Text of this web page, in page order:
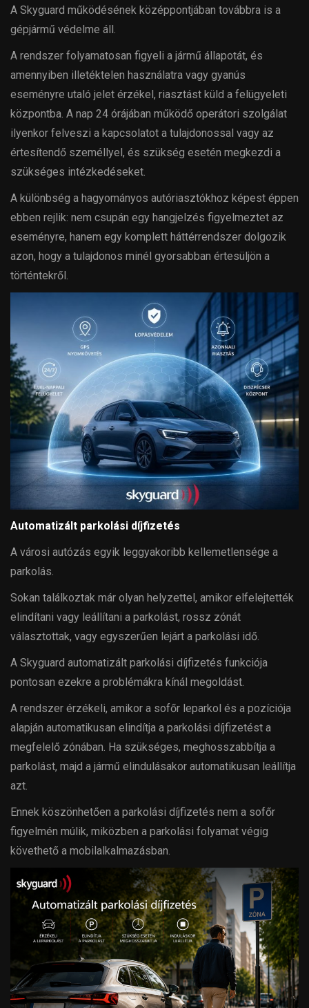
A Skyguard működésének középpontjában továbbra is a
gépjármű védelme áll.
A rendszer folyamatosan figyeli a jármű állapotát, és
amennyiben illetéktelen használatra vagy gyanús
eseményre utaló jelet érzékel, riasztást küld a felügyeleti
központba. A nap 24 órájában működő operátori szolgálat
ilyenkor felveszi a kapcsolatot a tulajdonossal vagy az
értesítendő személlyel, és szükség esetén megkezdi a
szükséges intézkedéseket.
A különbség a hagyományos autóriasztókhoz képest éppen
ebben rejlik: nem csupán egy hangjelzés figyelmeztet az
eseményre, hanem egy komplett háttérrendszer dolgozik
azon, hogy a tulajdonos minél gyorsabban értesüljön a
történtekről.
Automatizált parkolási díjfizetés
A városi autózás egyik leggyakoribb kellemetlensége a
parkolás.
Sokan találkoztak már olyan helyzettel, amikor elfelejtették
elindítani vagy leállítani a parkolást, rossz zónát
választottak, vagy egyszerűen lejárt a parkolási idő.
A Skyguard automatizált parkolási díjfizetés funkciója
pontosan ezekre a problémákra kínál megoldást.
A rendszer érzékeli, amikor a sofőr leparkol és a pozíciója
alapján automatikusan elindítja a parkolási díjfizetést a
megfelelő zónában. Ha szükséges, meghosszabbítja a
parkolást, majd a jármű elindulásakor automatikusan leállítja
azt.
Ennek köszönhetően a parkolási díjfizetés nem a sofőr
figyelmén múlik, miközben a parkolási folyamat végig
követhető a mobilalkalmazásban.